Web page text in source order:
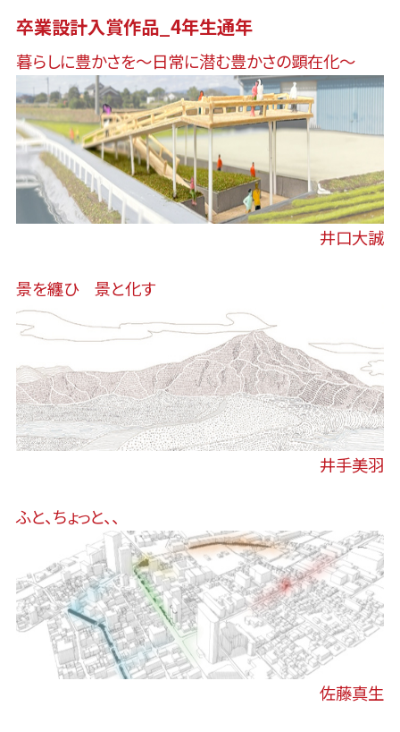
卒業設計入賞作品_4年生通年
暮らしに豊かさを〜日常に潜む豊かさの顕在化〜
井口大誠
景を纏ひ 景と化す
井手美羽
ふと、ちょっと、、
佐藤真生